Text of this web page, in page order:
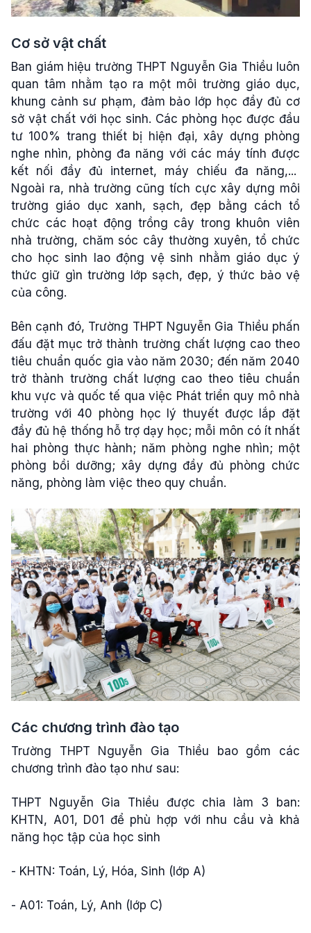
Cơ sở vật chất
Ban giám hiệu trường THPT Nguyễn Gia Thiều luôn
quan tâm nhằm tạo ra một môi trường giáo dục,
khung cảnh sư phạm, đảm bảo lớp học đầy đủ cơ
sở vật chất với học sinh. Các phòng học được đầu
tư 100% trang thiết bị hiện đại, xây dựng phòng
nghe nhìn, phòng đa năng với các máy tính được
kết nối đầy đủ internet, máy chiếu đa năng,...
Ngoài ra, nhà trường cũng tích cực xây dựng môi
trường giáo dục xanh, sạch, đẹp bằng cách tổ
chức các hoạt động trồng cây trong khuôn viên
nhà trường, chăm sóc cây thường xuyên, tổ chức
cho học sinh lao động vệ sinh nhằm giáo dục ý
thức giữ gìn trường lớp sạch, đẹp, ý thức bảo vệ
của công.
Bên cạnh đó, Trường THPT Nguyễn Gia Thiều phấn
đấu đặt mục trở thành trường chất lượng cao theo
tiêu chuẩn quốc gia vào năm 2030; đến năm 2040
trở thành trường chất lượng cao theo tiêu chuẩn
khu vực và quốc tế qua việc Phát triển quy mô nhà
trường với 40 phòng học lý thuyết được lắp đặt
đầy đủ hệ thống hỗ trợ dạy học; mỗi môn có ít nhất
hai phòng thực hành; năm phòng nghe nhìn; một
phòng bồi dưỡng; xây dựng đầy đủ phòng chức
năng, phòng làm việc theo quy chuẩn.
Các chương trình đào tạo
Trường THPT Nguyễn Gia Thiều bao gồm các
chương trình đào tạo như sau:
THPT Nguyễn Gia Thiều được chia làm 3 ban:
KHTN, A01, D01 để phù hợp với nhu cầu và khả
năng học tập của học sinh
- KHTN: Toán, Lý, Hóa, Sinh (lớp A)
- A01: Toán, Lý, Anh (lớp C)